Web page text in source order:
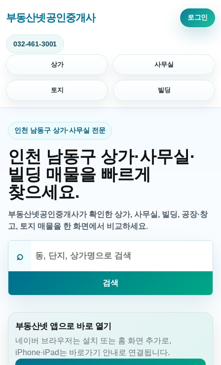
부동산넷공인중개사
032-461-3001
로그인
상가 사무실
토지 빌딩
인천 남동구 상가·사무실 전문
인천 남동구 상가·사무실·
빌딩 매물을 빠르게
찾으세요.
부동산넷공인중개사가 확인한 상가, 사무실, 빌딩, 공장·창
고, 토지 매물을 한 화면에서 비교하세요.
⌕
검색
부동산넷 앱으로 바로 열기
네이버 브라우저는 설치 또는 홈 화면 추가로,
iPhone·iPad는 바로가기 안내로 연결됩니다.